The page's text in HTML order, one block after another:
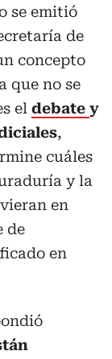
se emitió
de
concepto
que no se
el debate y
,
cuáles
y la
en
de
en